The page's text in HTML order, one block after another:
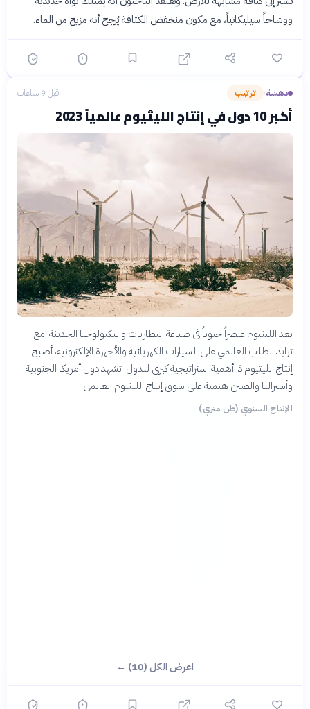
ووشاحاً سيليكاتياً، مع مكون منخفض الكثافة يُرجح أنه مزيج من الماء.
دهشة› ترتيب قبل 9 ساعات
أكبر 10 دول في إنتاج الليثيوم عالمياً 2023
يعد الليثيوم عنصراً حيوياً في صناعة البطاريات والتكنولوجيا الحديثة. مع
تزايد الطلب العالمي على السيارات الكهربائية والأجهزة الإلكترونية، أصبح
إنتاج الليثيوم ذا أهمية استراتيجية كبرى للدول. تشهد دول أمريكا الجنوبية
وأستراليا والصين هيمنة على سوق إنتاج الليثيوم العالمي.
الإنتاج السنوي (طن متري)
اعرض الكل (10) ←